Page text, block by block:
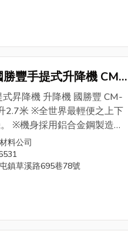
勝豐手提式升降機 CM-
21公斤手提式 揚升
式昇降機 ​升降機 國勝豐 CM-
2.7米 ※全世界最輕便之上下
※機身採用鋁合金鋼製造，
腳架可隨意伸縮，不受地形
※電動有線遙控，上下速度
※免安裝，可隨時使用。 ※
貨物卸下。 ※適用範圍：本產
架安裝、冷凍空調封管設
料公司
鎮草溪路695巷78號